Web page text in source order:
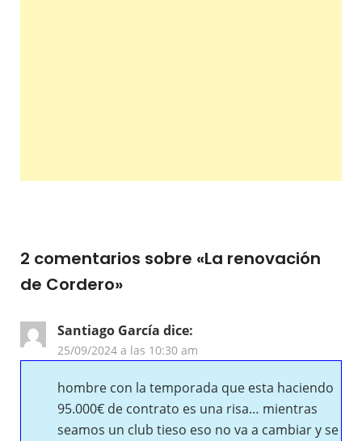
2 comentarios sobre «La renovación
de Cordero»
Santiago García dice:
25/09/2024 a las 10:30 am
hombre con la temporada que esta haciendo
95.000€ de contrato es una risa… mientras
seamos un club tieso eso no va a cambiar y se